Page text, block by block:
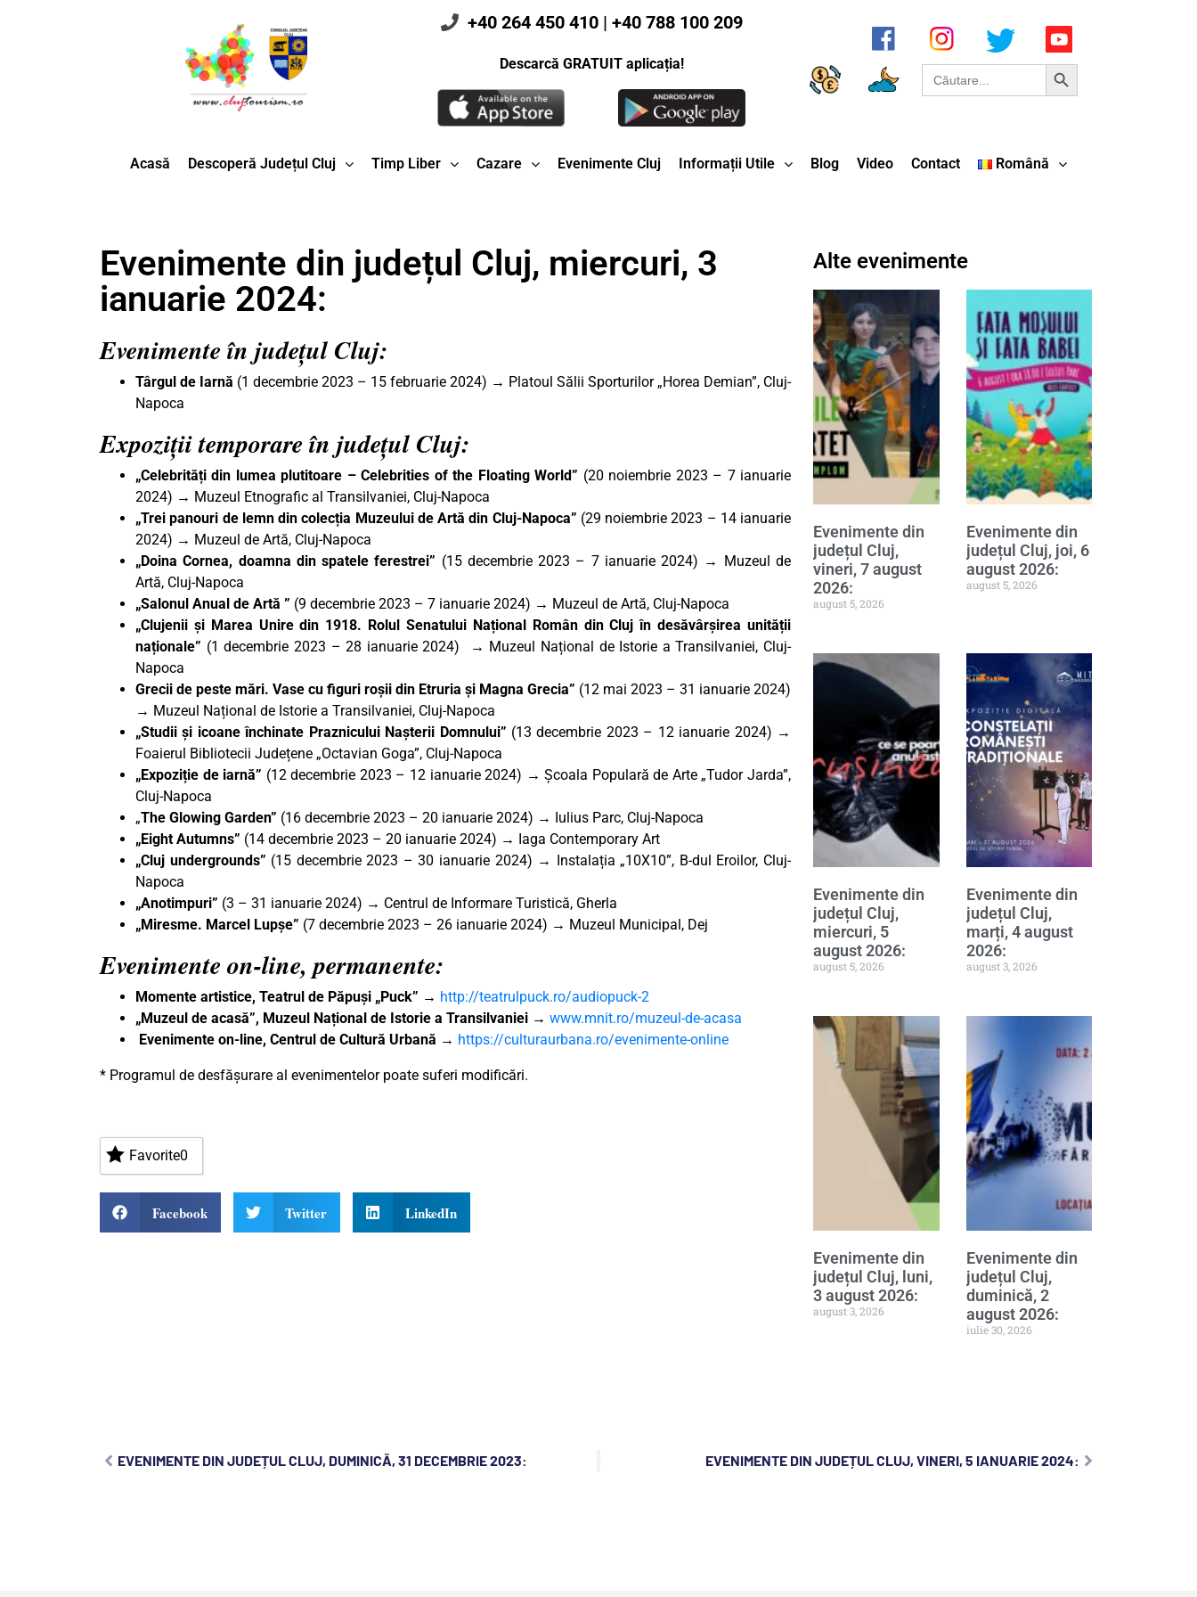
+40 264 450 410 | +40 788 100 209
Descarcă GRATUIT aplicația! Search
for:
Search Button
Acasă Descoperă Județul Cluj Timp Liber Cazare Evenimente Cluj Informații Utile Blog Video Contact Română
Evenimente din județul Cluj, miercuri, 3
ianuarie 2024:
Evenimente în județul Cluj:
Târgul de Iarnă (1 decembrie 2023 – 15 februarie 2024) → Platoul Sălii Sporturilor „Horea Demian”, Cluj-
Napoca
Expoziții temporare în județul Cluj:
„Celebrități din lumea plutitoare – Celebrities of the Floating World” (20 noiembrie 2023 – 7 ianuarie
2024) → Muzeul Etnografic al Transilvaniei, Cluj-Napoca
„Trei panouri de lemn din colecția Muzeului de Artă din Cluj-Napoca” (29 noiembrie 2023 – 14 ianuarie
2024) → Muzeul de Artă, Cluj-Napoca
„Doina Cornea, doamna din spatele ferestrei” (15 decembrie 2023 – 7 ianuarie 2024) → Muzeul de
Artă, Cluj-Napoca
„Salonul Anual de Artă ” (9 decembrie 2023 – 7 ianuarie 2024) → Muzeul de Artă, Cluj-Napoca
„Clujenii și Marea Unire din 1918. Rolul Senatului Național Român din Cluj în desăvârșirea unității
naționale” (1 decembrie 2023 – 28 ianuarie 2024) → Muzeul Național de Istorie a Transilvaniei, Cluj-
Napoca
Grecii de peste mări. Vase cu figuri roșii din Etruria și Magna Grecia” (12 mai 2023 – 31 ianuarie 2024)
→ Muzeul Național de Istorie a Transilvaniei, Cluj-Napoca
„Studii și icoane închinate Praznicului Nașterii Domnului” (13 decembrie 2023 – 12 ianuarie 2024) →
Foaierul Bibliotecii Județene „Octavian Goga”, Cluj-Napoca
„Expoziție de iarnă” (12 decembrie 2023 – 12 ianuarie 2024) → Școala Populară de Arte „Tudor Jarda”,
Cluj-Napoca
„The Glowing Garden” (16 decembrie 2023 – 20 ianuarie 2024) → Iulius Parc, Cluj-Napoca
„Eight Autumns” (14 decembrie 2023 – 20 ianuarie 2024) → Iaga Contemporary Art
„Cluj undergrounds” (15 decembrie 2023 – 30 ianuarie 2024) → Instalația „10X10”, B-dul Eroilor, Cluj-
Napoca
„Anotimpuri” (3 – 31 ianuarie 2024) → Centrul de Informare Turistică, Gherla
„Miresme. Marcel Lupșe” (7 decembrie 2023 – 26 ianuarie 2024) → Muzeul Municipal, Dej
Evenimente on-line, permanente:
Momente artistice, Teatrul de Păpuși „Puck” → http://teatrulpuck.ro/audiopuck-2
„Muzeul de acasă”, Muzeul Național de Istorie a Transilvaniei → www.mnit.ro/muzeul-de-acasa
Evenimente on-line, Centrul de Cultură Urbană → https://culturaurbana.ro/evenimente-online
* Programul de desfășurare al evenimentelor poate suferi modificări.
Favorite0
Facebook Twitter LinkedIn
Alte evenimente
Evenimente din
județul Cluj,
vineri, 7 august
2026:
august 5, 2026
Evenimente din
județul Cluj, joi, 6
august 2026:
august 5, 2026
Evenimente din
județul Cluj,
miercuri, 5
august 2026:
august 5, 2026
Evenimente din
județul Cluj,
marți, 4 august
2026:
august 3, 2026
Evenimente din
județul Cluj, luni,
3 august 2026:
august 3, 2026
Evenimente din
județul Cluj,
duminică, 2
august 2026:
iulie 30, 2026
EVENIMENTE DIN JUDEȚUL CLUJ, DUMINICĂ, 31 DECEMBRIE 2023: EVENIMENTE DIN JUDEȚUL CLUJ, VINERI, 5 IANUARIE 2024: